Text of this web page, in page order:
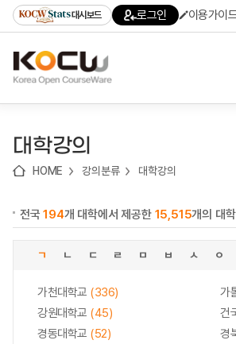
기
기
기
content)
가
대시보드 로그인 이용가이
대학강의
HOME 강의분류 대학강의
전국194개 대학에서 제공한 15,515개의 대
ㄱ ㄴ ㄷ ㄹ ㅁ ㅂ ㅅ ㅇ
가천대학교 (336) 가
강원대학교 (45) 건
경동대학교 (52) 경